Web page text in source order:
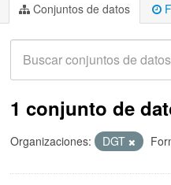
Conjuntos de datos
1 conjunto de
Organizaciones: DGT